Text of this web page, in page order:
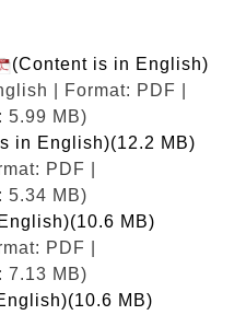
(Content is in English)
| Format: PDF |
5.99 MB)
in English)(12.2 MB)
PDF |
5.34 MB)
MB)
PDF |
7.13 MB)
MB)